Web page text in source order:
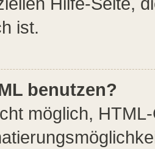
ist.
benutzen?
möglich,